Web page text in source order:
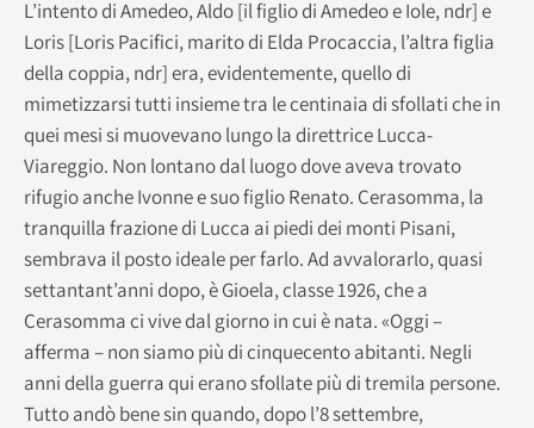
L’intento di Amedeo, Aldo [il figlio di Amedeo e Iole, ndr] e
Loris [Loris Pacifici, marito di Elda Procaccia, l’altra figlia
della coppia, ndr] era, evidentemente, quello di
mimetizzarsi tutti insieme tra le centinaia di sfollati che in
quei mesi si muovevano lungo la direttrice Lucca-
Viareggio. Non lontano dal luogo dove aveva trovato
rifugio anche Ivonne e suo figlio Renato. Cerasomma, la
tranquilla frazione di Lucca ai piedi dei monti Pisani,
sembrava il posto ideale per farlo. Ad avvalorarlo, quasi
settantant’anni dopo, è Gioela, classe 1926, che a
Cerasomma ci vive dal giorno in cui è nata. «Oggi –
afferma – non siamo più di cinquecento abitanti. Negli
anni della guerra qui erano sfollate più di tremila persone.
Tutto andò bene sin quando, dopo l’8 settembre,